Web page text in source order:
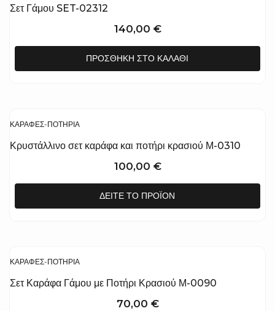
Σετ Γάμου SET-02312
140,00 €
ΠΡΟΣΘΉΚΗ ΣΤΟ ΚΑΛΆΘΙ
ΚΑΡΆΦΕΣ-ΠΟΤΉΡΙΑ
Κρυστάλλινο σετ καράφα και ποτήρι κρασιού Μ-0310
100,00 €
ΔΕΊΤΕ ΤΟ ΠΡΟΪΌΝ
ΚΑΡΆΦΕΣ-ΠΟΤΉΡΙΑ
Σετ Καράφα Γάμου με Ποτήρι Κρασιού Μ-0090
70,00 €